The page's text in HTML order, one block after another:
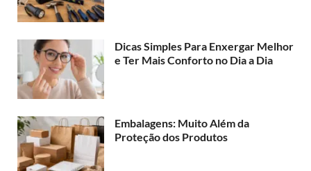
Dicas Simples Para Enxergar Melhor
e Ter Mais Conforto no Dia a Dia
Embalagens: Muito Além da
Proteção dos Produtos